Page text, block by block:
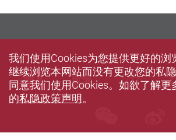
FacebookYoutube
我们使用Cookies为您提供更好的浏
继续浏览本网站而没有更改您的私
同意我们使用Cookies。如欲了解更
的私隐政策声明。